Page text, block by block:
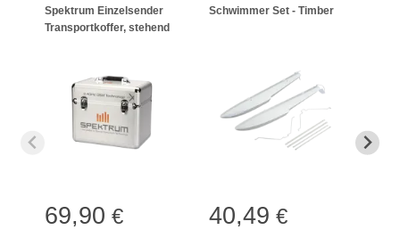
Spektrum Einzelsender
Transportkoffer, stehend
69,90 €
Schwimmer Set - Timber
40,49 €